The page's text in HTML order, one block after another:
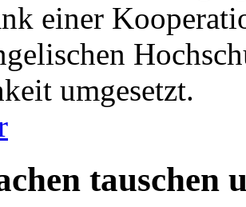
einer
umgesetzt.
tauschen